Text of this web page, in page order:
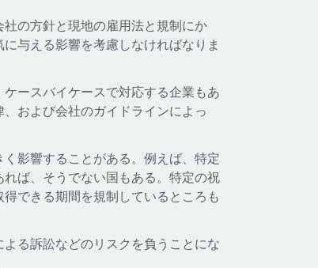
の方針と現地の雇用法と規制にか
与える影響を考慮しなければなりま
ースバイケースで対応する企業もあ
および会社のガイドラインによっ
影響することがある。例えば、特定
ば、そうでない国もある。特定の祝
できる期間を規制しているところも
る訴訟などのリスクを負うことにな